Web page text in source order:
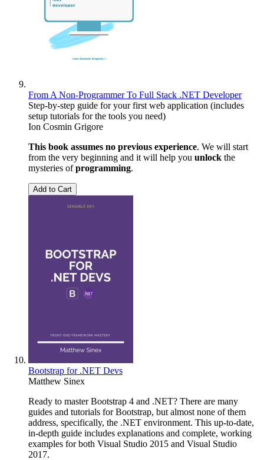
From A Non-Programmer To Full Stack .NET Developer
Step-by-step guide for your first web application (includes
setup tutorials for the tools you need)
Ion Cosmin Grigore
This book assumes no previous experience. We will start
from the very beginning and it will help you unlock the
mysteries ofprogramming.
Add to Cart
Bootstrap for .NET Devs
Matthew Sinex
Ready to master Bootstrap 4 and .NET? There are many
guides and tutorials for Bootstrap, but almost none of them
address, specifically, the .NET environment. This up-to-date,
in-depth guide includes explanations and complete, working
examples for both Visual Studio 2015 and Visual Studio
2017.